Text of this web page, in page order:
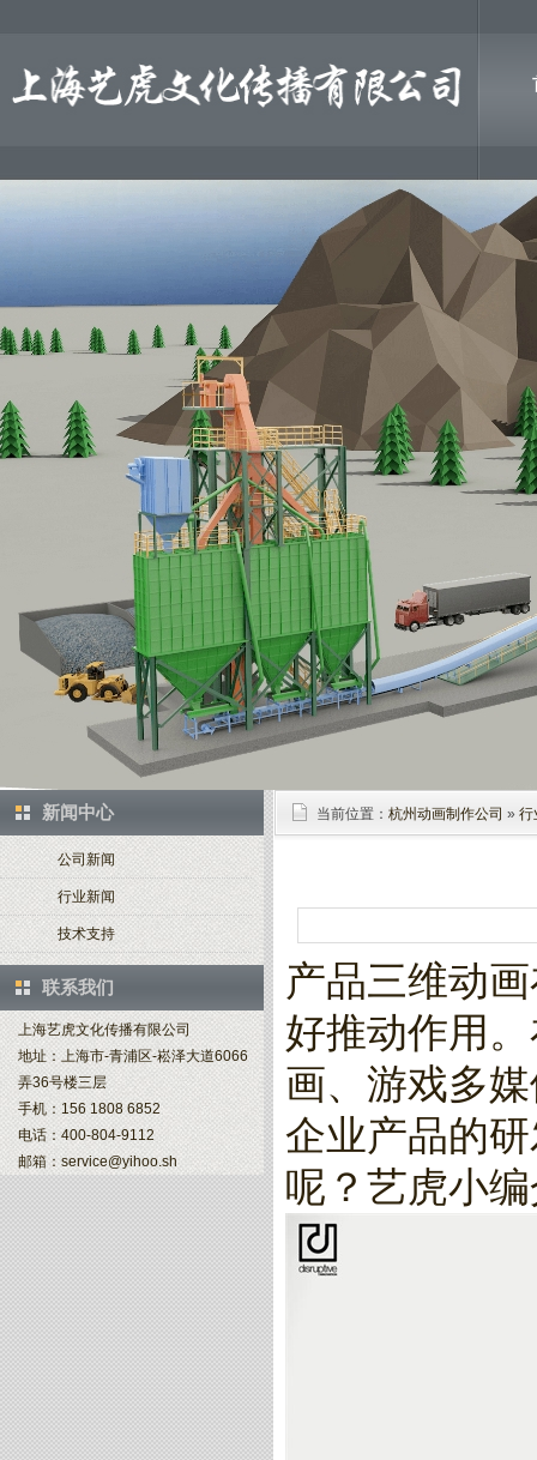
新闻中心
公司新闻
行业新闻
技术支持
联系我们
上海艺虎文化传播有限公司
地址：上海市-青浦区-崧泽大道6066
弄36号楼三层
手机：156 1808 6852
电话：400-804-9112
邮箱：service@yihoo.sh
当前位置： 杭州动画制作公司 » 行
产品三维动
好推动作用
画、游戏多
企业产品的
呢？艺虎小